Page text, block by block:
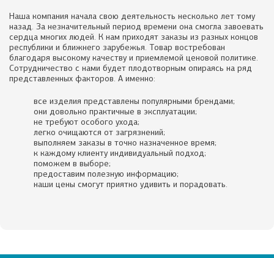
Наша компания начала свою деятельность несколько лет тому
назад. За незначительный период времени она смогла завоевать
сердца многих людей. К нам приходят заказы из разных концов
республики и ближнего зарубежья. Товар востребован
благодаря высокому качеству и приемлемой ценовой политике.
Сотрудничество с нами будет плодотворным опираясь на ряд
представленных факторов. А именно:
все изделия представлены популярными брендами;
они довольно практичные в эксплуатации;
не требуют особого ухода;
легко очищаются от загрязнений;
выполняем заказы в точно назначенное время;
к каждому клиенту индивидуальный подход;
поможем в выборе;
предоставим полезную информацию;
наши цены смогут приятно удивить и порадовать.